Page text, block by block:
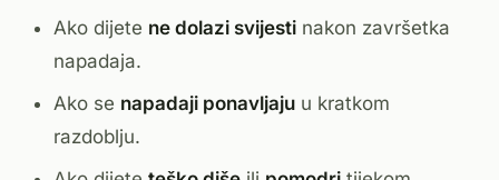
Ako dijete ne dolazi svijesti nakon završetka
napadaja.
Ako se napadaji ponavljaju u kratkom
razdoblju.